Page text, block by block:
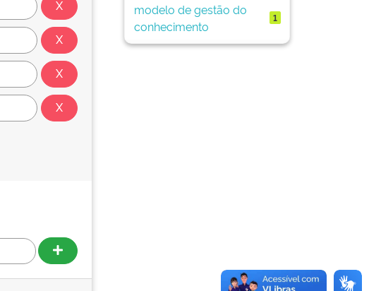
modelo de gestão do
conhecimento
1